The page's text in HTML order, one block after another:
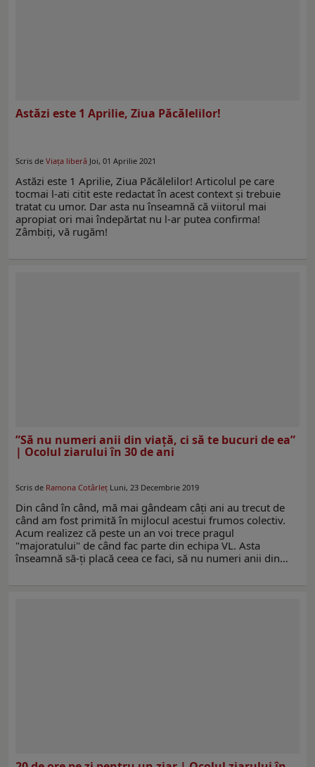
Astăzi este 1 Aprilie, Ziua Păcălelilor!
Scris de Viaţa liberă Joi, 01 Aprilie 2021
Astăzi este 1 Aprilie, Ziua Păcălelilor! Articolul pe care
tocmai l-ati citit este redactat în acest context şi trebuie
tratat cu umor. Dar asta nu înseamnă că viitorul mai
apropiat ori mai îndepărtat nu l-ar putea confirma!
Zâmbiţi, vă rugăm!
”Să nu numeri anii din viaţă, ci să te bucuri de ea”
| Ocolul ziarului în 30 de ani
Scris de Ramona Cotârleţ Luni, 23 Decembrie 2019
Din când în când, mă mai gândeam câţi ani au trecut de
când am fost primită în mijlocul acestui frumos colectiv.
Acum realizez că peste un an voi trece pragul
"majoratului" de când fac parte din echipa VL. Asta
înseamnă să-ţi placă ceea ce faci, să nu numeri anii din…